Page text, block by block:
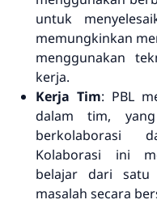
untuk
memungkinkan
menggunakan
kerja.
Kerja Tim: PBL
dalam tim,
berkolaborasi
Kolaborasi ini
belajar dari satu
masalah secara